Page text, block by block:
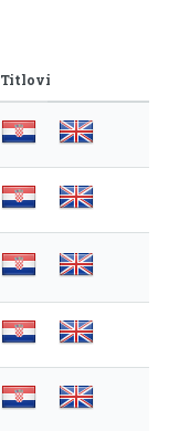
Titlovi